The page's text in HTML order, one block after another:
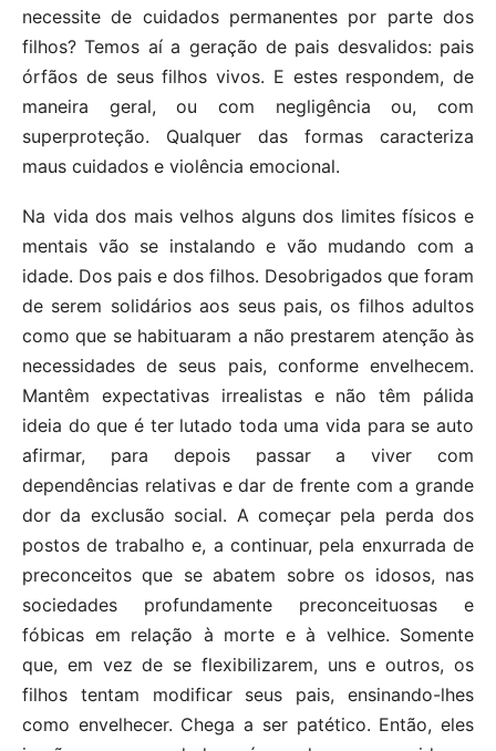
necessite de cuidados permanentes por parte dos
filhos? Temos aí a geração de pais desvalidos: pais
órfãos de seus filhos vivos. E estes respondem, de
maneira geral, ou com negligência ou, com
superproteção. Qualquer das formas caracteriza
maus cuidados e violência emocional.
Na vida dos mais velhos alguns dos limites físicos e
mentais vão se instalando e vão mudando com a
idade. Dos pais e dos filhos. Desobrigados que foram
de serem solidários aos seus pais, os filhos adultos
como que se habituaram a não prestarem atenção às
necessidades de seus pais, conforme envelhecem.
Mantêm expectativas irrealistas e não têm pálida
ideia do que é ter lutado toda uma vida para se auto
afirmar, para depois passar a viver com
dependências relativas e dar de frente com a grande
dor da exclusão social. A começar pela perda dos
postos de trabalho e, a continuar, pela enxurrada de
preconceitos que se abatem sobre os idosos, nas
sociedades profundamente preconceituosas e
fóbicas em relação à morte e à velhice. Somente
que, em vez de se flexibilizarem, uns e outros, os
filhos tentam modificar seus pais, ensinando-lhes
como envelhecer. Chega a ser patético. Então, eles